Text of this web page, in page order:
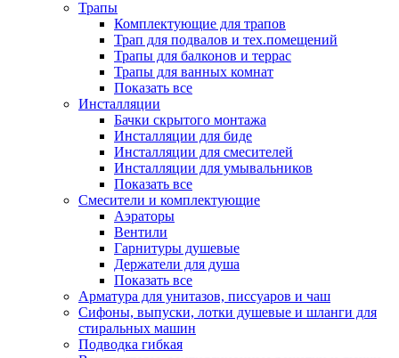
Трапы
Комплектующие для трапов
Трап для подвалов и тех.помещений
Трапы для балконов и террас
Трапы для ванных комнат
Показать все
Инсталляции
Бачки скрытого монтажа
Инсталляции для биде
Инсталляции для смесителей
Инсталляции для умывальников
Показать все
Смесители и комплектующие
Аэраторы
Вентили
Гарнитуры душевые
Держатели для душа
Показать все
Арматура для унитазов, писсуаров и чаш
Сифоны, выпуски, лотки душевые и шланги для
стиральных машин
Подводка гибкая